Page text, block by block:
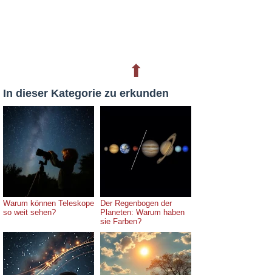
⬆
In dieser Kategorie zu erkunden
Warum können Teleskope
so weit sehen?
Der Regenbogen der
Planeten: Warum haben
sie Farben?